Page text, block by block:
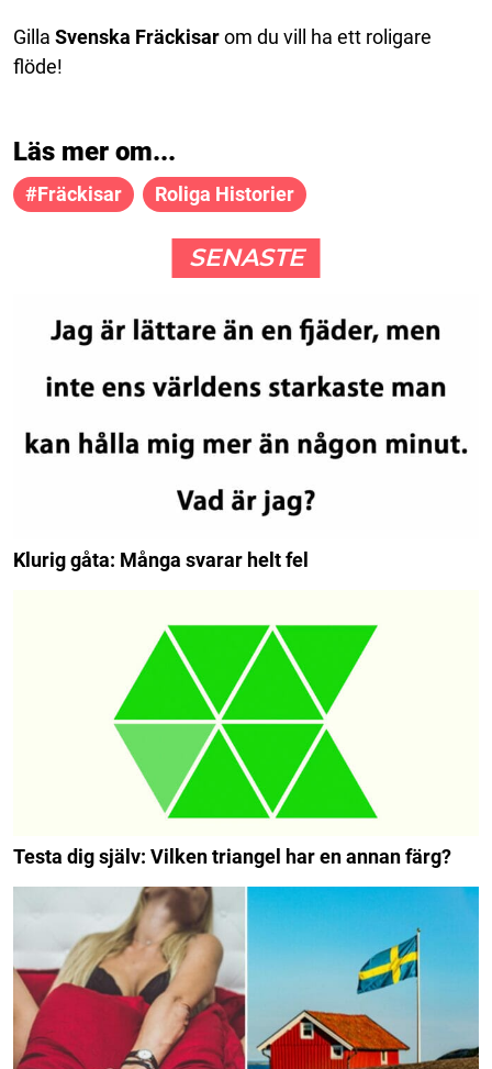
Gilla Svenska Fräckisarom du vill ha ett roligare
flöde!
Läs mer om...
#fräckisar Roliga Historier
SENASTE
Klurig gåta: Många svarar helt fel
Testa dig själv: Vilken triangel har en annan färg?